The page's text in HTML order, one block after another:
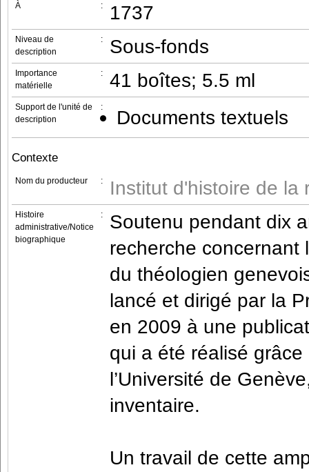
À : 1737
Niveau de
description
: Sous-fonds
Importance
matérielle
: 41 boîtes; 5.5 ml
Support de l'unité de
description
: Documents textuels
Contexte
Nom du producteur : Institut d'histoire de la
Histoire
administrative/Notice
biographique
:
Soutenu pendant dix
recherche concernant
du théologien
lancé et dirigé par la
en 2009 à une
qui a été réalisé
l’Université de
inventaire.
Un travail de cette